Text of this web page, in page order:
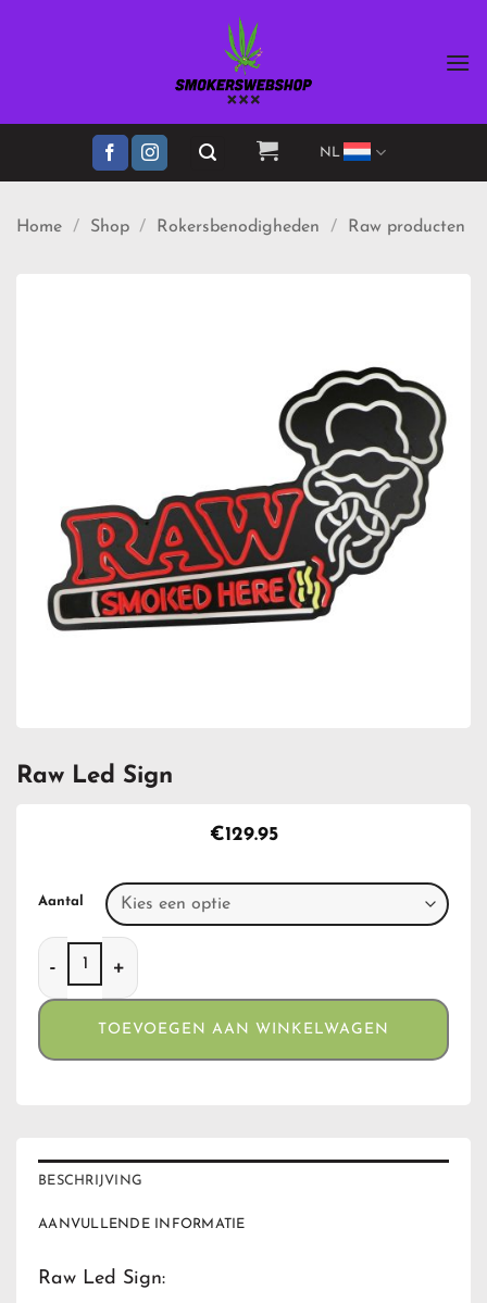
NL
Home / Shop / Rokersbenodigheden / Raw producten
Raw Led Sign
€129.95
Aantal
Raw Led Sign aantal
TOEVOEGEN AAN WINKELWAGEN
BESCHRIJVING
AANVULLENDE INFORMATIE
Raw Led Sign: